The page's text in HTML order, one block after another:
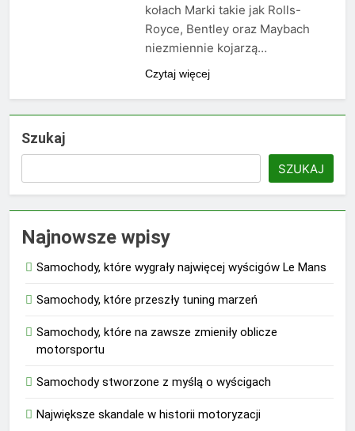
kołach Marki takie jak Rolls-
Royce, Bentley oraz Maybach
niezmiennie kojarzą…
Czytaj więcej
Szukaj
SZUKAJ
Najnowsze wpisy
Samochody, które wygrały najwięcej wyścigów Le Mans
Samochody, które przeszły tuning marzeń
Samochody, które na zawsze zmieniły oblicze
motorsportu
Samochody stworzone z myślą o wyścigach
Największe skandale w historii motoryzacji